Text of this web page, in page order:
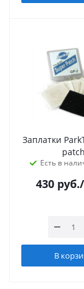
Заплатки
patch
Есть в
430руб.
В